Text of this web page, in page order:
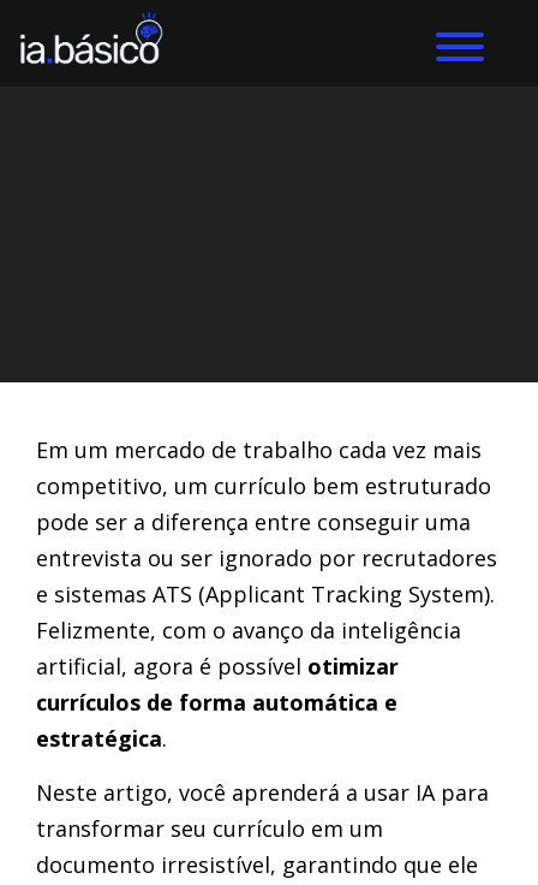
Em um mercado de trabalho cada vez mais
competitivo, um currículo bem estruturado
pode ser a diferença entre conseguir uma
entrevista ou ser ignorado por recrutadores
e sistemas ATS (Applicant Tracking System).
Felizmente, com o avanço da inteligência
artificial, agora é possível otimizar
currículos de forma automática e
estratégica.
Neste artigo, você aprenderá a usar IA para
transformar seu currículo em um
documento irresistível, garantindo que ele